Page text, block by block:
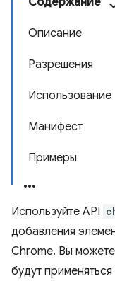
Описание
Разрешения
Использование
Манифест
Примеры
Используйте API
добавления
Chrome. Вы
будут